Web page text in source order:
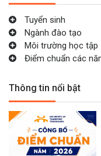
Tuyển sinh
Ngành đào tạo
Môi trường học tập
Điểm chuẩn các
Thông tin nổi bật